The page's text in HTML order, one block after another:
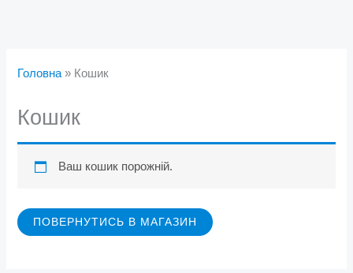
Головна» Кошик
Кошик
Ваш кошик порожній.
ПОВЕРНУТИСЬ В МАГАЗИН